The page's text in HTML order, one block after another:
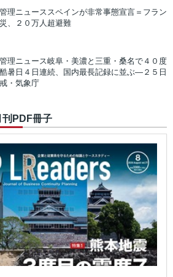
理ニューススペインが非常事態宣言＝フラン
、２０万人超避難
理ニュース岐阜・美濃と三重・桑名で４０度
暑日４日連続、国内最長記録に並ぶ―２５日
・気象庁
刊PDF冊子